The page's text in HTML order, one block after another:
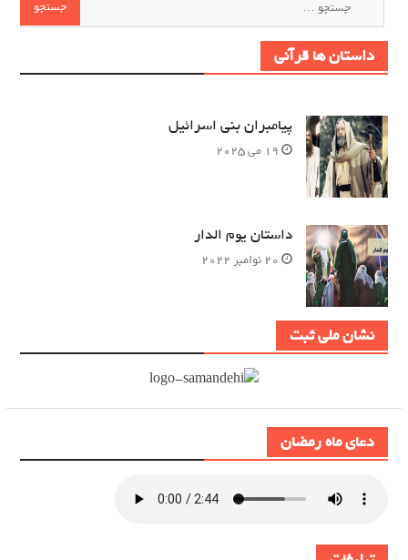
دعای ماه رمضان
داستان ها قرآنی
پیامبران بنی اسرائیل
19 می 2025
داستان یوم الدار
20 نوامبر 2022
نشان ملی ثبت